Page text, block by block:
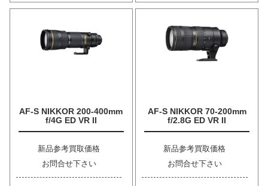
AF-S NIKKOR 200-400mm
f/4G ED VR II
新品参考買取価格
お問合せ下さい
AF-S NIKKOR 70-200mm
f/2.8G ED VR II
新品参考買取価格
お問合せ下さい